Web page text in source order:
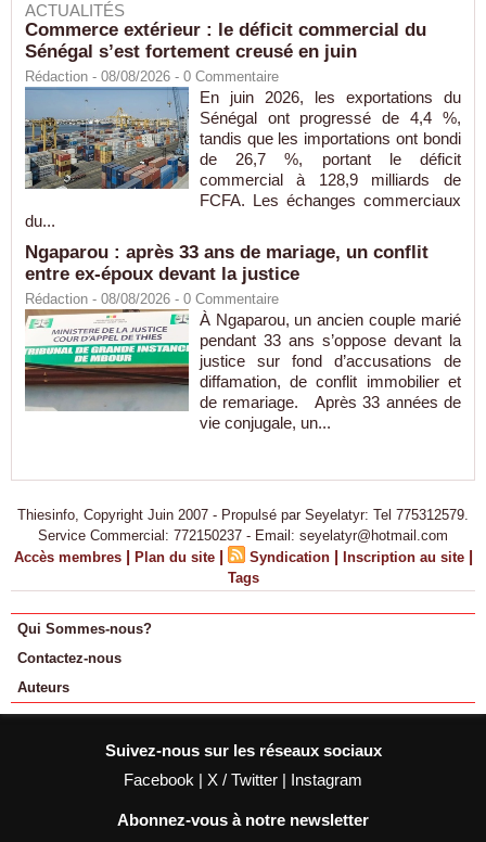
ACTUALITÉS
Commerce extérieur : le déficit commercial du
Sénégal s’est fortement creusé en juin
Rédaction - 08/08/2026 - 0 Commentaire
En juin 2026, les exportations du
Sénégal ont progressé de 4,4 %,
tandis que les importations ont bondi
de 26,7 %, portant le déficit
commercial à 128,9 milliards de
FCFA. Les échanges commerciaux
du...
Ngaparou : après 33 ans de mariage, un conflit
entre ex-époux devant la justice
Rédaction - 08/08/2026 - 0 Commentaire
À Ngaparou, un ancien couple marié
pendant 33 ans s’oppose devant la
justice sur fond d’accusations de
diffamation, de conflit immobilier et
de remariage. Après 33 années de
vie conjugale, un...
Thiesinfo, Copyright Juin 2007 - Propulsé par Seyelatyr: Tel 775312579.
Service Commercial: 772150237 - Email: seyelatyr@hotmail.com
Accès membres | Plan du site | Syndication | Inscription au site |
Tags
Qui Sommes-nous?
Contactez-nous
Auteurs
Suivez-nous sur les réseaux sociaux
Facebook | X / Twitter | Instagram
Abonnez-vous à notre newsletter